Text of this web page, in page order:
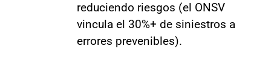
reduciendo riesgos (el ONSV
vincula el 30%+ de siniestros a
errores prevenibles).